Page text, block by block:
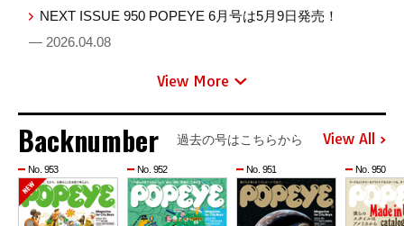
NEXT ISSUE 950 POPEYE 6月号は5月9日発売！
— 2026.04.08
View More
Backnumber 過去の号はこちらから View All
No. 953 No. 952 No. 951 No. 950